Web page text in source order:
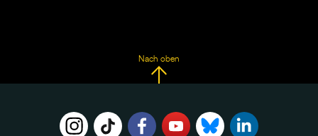
Nach oben